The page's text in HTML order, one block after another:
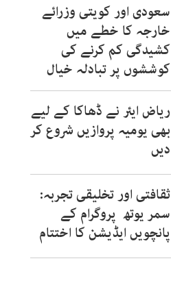
سعودی اور کویتی وزرائے
خارجہ کا خطے میں
کشیدگی کم کرنے کی
کوششوں پر تبادلہ خیال
ریاض ایئر نے ڈھاکا کے لیے
بھی یومیہ پروازیں شروع کر
دیں
ثقافتی اور تخلیقی تجربہ:
سمر یوتھ پروگرام کے
پانچویں ایڈیشن کا اختتام